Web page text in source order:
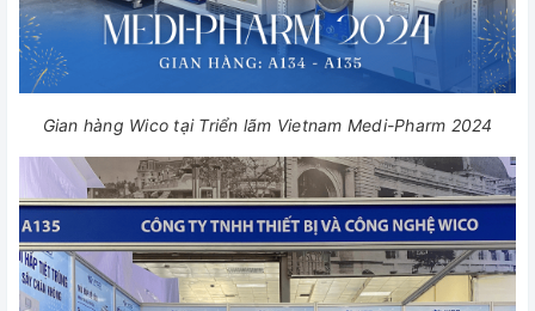
Gian hàng Wico tại Triển lãm Vietnam Medi-Pharm 2024